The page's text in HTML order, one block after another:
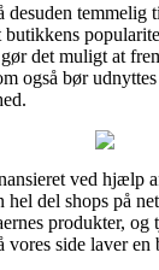
desuden temmelig
det muligt at
også bør
ved hjælp
hel del shops på
produkter, og
vores side laver en